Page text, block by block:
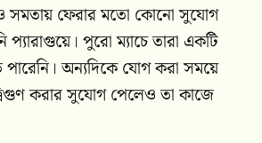
ফেরার মতো কোনো সুযোগ
প্যারাগুয়ে। পুরো ম্যাচে তারা একটি
অন্যদিকে যোগ করা সময়ে
করার সুযোগ পেলেও তা কাজে